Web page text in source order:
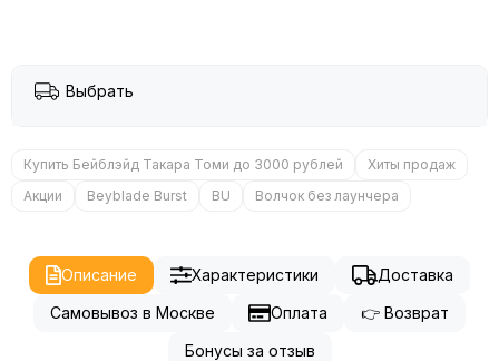
Выбрать
Купить Бейблэйд Такара Томи до 3000 рублей
Хиты продаж
Акции
Beyblade Burst BU Волчок без лаунчера
Описание Характеристики
Доставка
Самовывоз в Москве
Оплата
👉 Возврат
Бонусы за отзыв